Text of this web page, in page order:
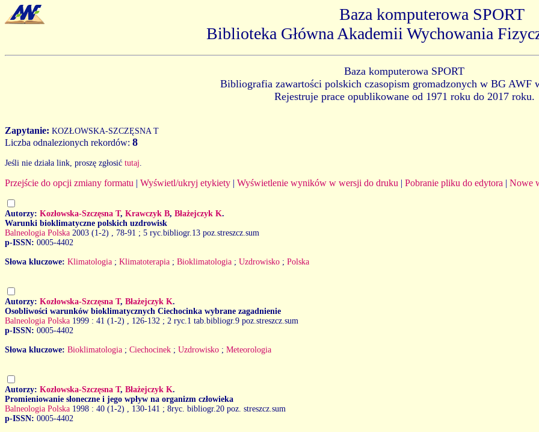
Baza komputerowa SPORT
Biblioteka Główna Akademii Wychowania
Baza komputerowa SPORT
Bibliografia zawartości polskich czasopism gromadzonych w BG AWF
Rejestruje prace opublikowane od 1971 roku do 2017 roku.
Zapytanie: KOZŁOWSKA-SZCZĘSNA T
Liczba odnalezionych rekordów: 8
Jeśli nie działa link, proszę zgłosić tutaj
Przejście do opcji zmiany formatu | Wyświetl/ukryj etykiety | Wyświetlenie wyników w wersji do druku | Pobranie pliku do edytora | Nowe
Autorzy: Kozłowska-Szczęsna T, Krawczyk B, Błażejczyk K.
Warunki bioklimatyczne polskich uzdrowisk
Balneologia Polska 2003 (1-2)
, 78-91 ; 5 ryc.bibliogr.13 poz.streszcz.sum
p-ISSN: 0005-4402
Słowa kluczowe: Klimatologia ; Klimatoterapia ; Bioklimatologia ; Uzdrowisko ; Polska
Autorzy: Kozłowska-Szczęsna T, Błażejczyk K.
Osobliwości warunków bioklimatycznych Ciechocinka wybrane zagadnienie
Balneologia Polska 1999 : 41 (1-2)
, 126-132 ; 2 ryc.1 tab.bibliogr.9 poz.streszcz.sum
p-ISSN: 0005-4402
Słowa kluczowe: Bioklimatologia ; Ciechocinek ; Uzdrowisko ; Meteorologia
Autorzy: Kozłowska-Szczęsna T, Błażejczyk K.
Promieniowanie słoneczne i jego wpływ na organizm człowieka
Balneologia Polska 1998 : 40 (1-2)
, 130-141 ; 8ryc. bibliogr.20 poz. streszcz.sum
p-ISSN: 0005-4402